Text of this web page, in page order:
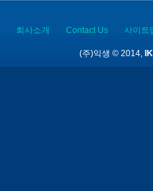
회사소개 Contact Us 사이트
(주)익생 © 2014,